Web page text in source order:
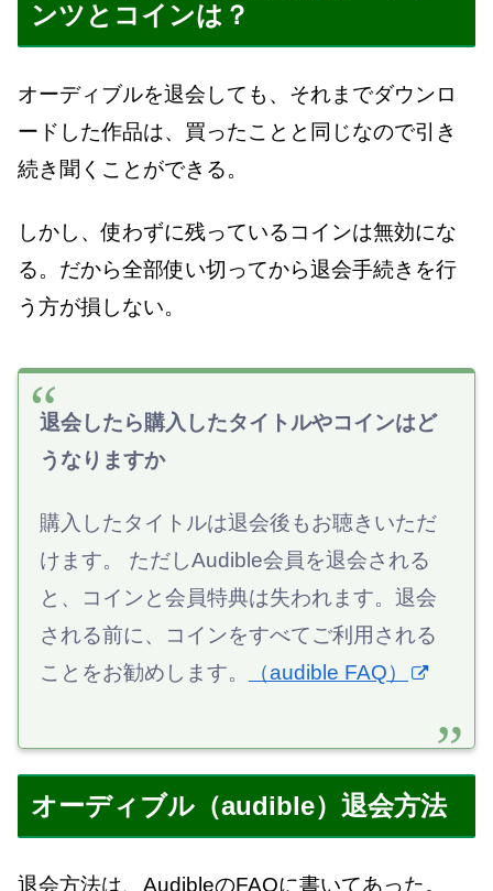
ンツとコインは？
オーディブルを退会しても、それまでダウンロ
ードした作品は、買ったことと同じなので引き
続き聞くことができる。
しかし、使わずに残っているコインは無効にな
る。だから全部使い切ってから退会手続きを行
う方が損しない。
退会したら購入したタイトルやコインはど
うなりますか
購入したタイトルは退会後もお聴きいただ
けます。 ただしAudible会員を退会される
と、コインと会員特典は失われます。退会
される前に、コインをすべてご利用される
ことをお勧めします。
（audible FAQ）
オーディブル（audible）退会方法
退会方法は、AudibleのFAQに書いてあった。